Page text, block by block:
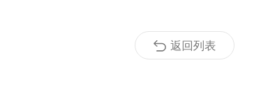
返回列表